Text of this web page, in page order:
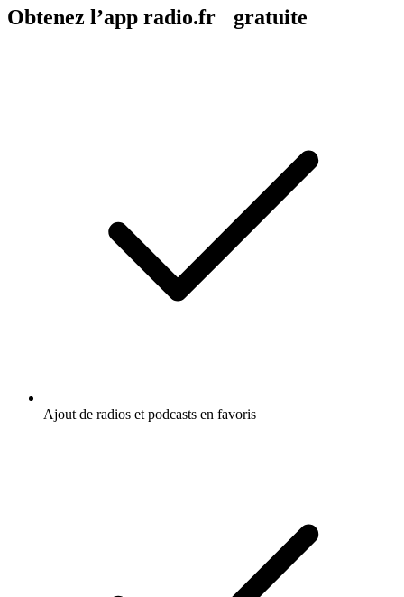
Obtenez l’app radio.fr gratuite
Ajout de radios et podcasts en favoris